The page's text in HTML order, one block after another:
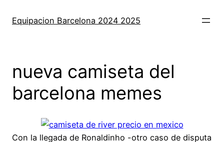
Equipacion Barcelona 2024 2025
nueva camiseta del
barcelona memes
Con la llegada de Ronaldinho -otro caso de disputa